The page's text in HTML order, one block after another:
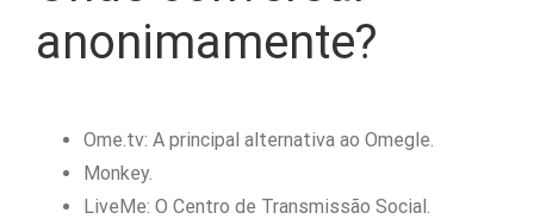
anonimamente?
Ome.tv: A principal alternativa ao Omegle.
Monkey.
LiveMe: O Centro de Transmissão Social.